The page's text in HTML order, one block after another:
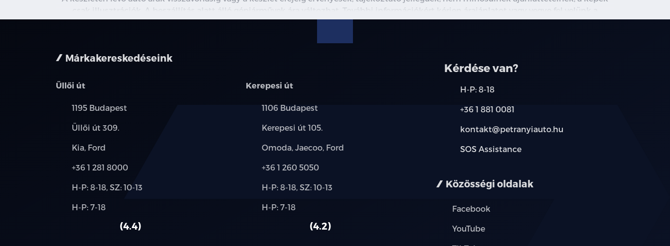
csak illusztrációk. A beszállítás alatt álló gépjárművek ára változhat. További információkért kérjen árajánlatot vagy vegye fel velünk a
kapcsolatot. A használt autó beszámítás részleteiről, kérjük, érdeklődjön munkatársainknál. A meghirdetett induló THM tájékoztató jellegű,
Márkakereskedéseink
Üllői út
Település:
1195 Budapest
Cím:
Üllői út 309.
Márkák:
Kia, Ford
Telefon:
+36 1 281 8000
Új-
használt
H-P: 8-18, SZ: 10-13
Alkatrész,
H-P: 7-18
4.4
Kerepesi út
Település:
1106 Budapest
Cím:
Kerepesi út 105.
Márkák:
Omoda, Jaecoo, Ford
Telefon:
+36 1 260 5050
Új-
használt
H-P: 8-18, SZ: 10-13
Alkatrész,
H-P: 7-18
4.2
Kérdése van?
H-P: 8-18
+36 1 881 0081
kontakt@petranyiauto.hu
SOS Assistance
Közösségi oldalak
Facebook
YouTube